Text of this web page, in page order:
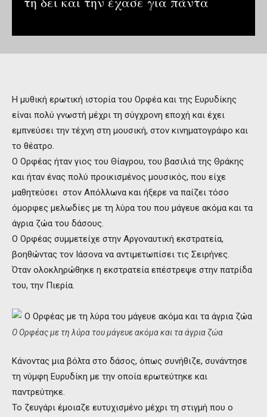
Η μυθική ερωτική ιστορία του Ορφέα και της Ευρυδίκης
είναι πολύ γνωστή μέχρι τη σύγχρονη εποχή και έχει
εμπνεύσει την τέχνη στη μουσική, στον κινηματογράφο και
το θέατρο.
Ο Ορφέας ήταν γιος του Θίαγρου, του βασιλιά της Θράκης
και ήταν ένας πολύ προικισμένος μουσικός, που είχε
μαθητεύσει στον Απόλλωνα και ήξερε να παίζει τόσο
όμορφες μελωδίες με τη λύρα του που μάγευε ακόμα και τα
άγρια ζώα του δάσους.
Ο Ορφέας συμμετείχε στην Αργοναυτική εκστρατεία,
βοηθώντας τον Ιάσονα να αντιμετωπίσει τις Σειρήνες.
Όταν ολοκληρώθηκε η εκστρατεία επέστρεψε στην πατρίδα
του, την Πιερία.
Ο Ορφέας με τη λύρα του μάγευε ακόμα και τα άγρια ζώα
Κάνοντας μια βόλτα στο δάσος, όπως συνήθιζε, συνάντησε
τη νύμφη Ευρυδίκη με την οποία ερωτεύτηκε και
παντρεύτηκε.
Το ζευγάρι έμοιαζε ευτυχισμένο μέχρι τη στιγμή που ο